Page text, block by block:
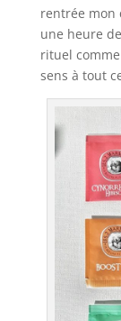
rentrée mon
une heure
rituel
sens à tout